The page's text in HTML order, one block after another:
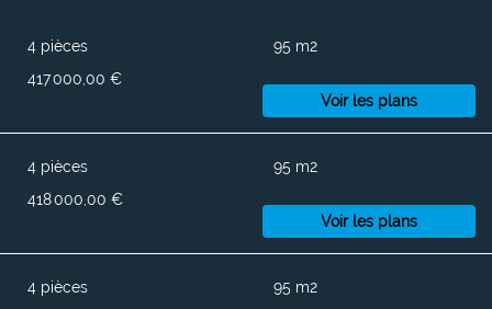
4 pièces
95 m2
417 000,00 €
Voir les plans
4 pièces
95 m2
418 000,00 €
Voir les plans
4 pièces
95 m2